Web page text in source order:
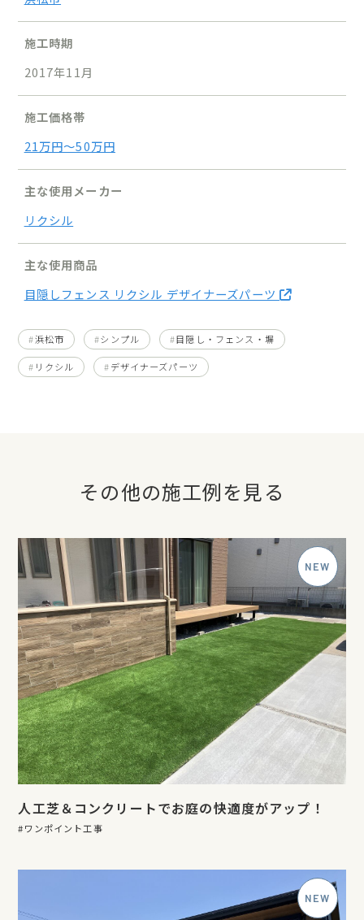
施工時期
2017年11月
施工価格帯
21万円〜50万円
主な使用メーカー
リクシル
主な使用商品
目隠しフェンス リクシル デザイナーズパーツ
浜松市 シンプル 目隠し・フェンス・塀
リクシル デザイナーズパーツ
その他の施工例を見る
人工芝＆コンクリートでお庭の快適度がアップ！
ワンポイント工事